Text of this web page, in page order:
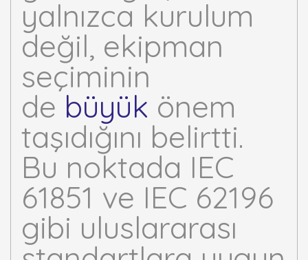
yalnızca kurulum
değil, ekipman
seçiminin
de büyük önem
taşıdığını belirtti.
Bu noktada IEC
61851 ve IEC 62196
gibi uluslararası